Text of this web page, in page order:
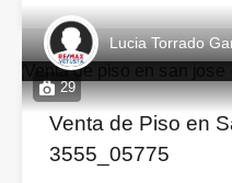
29
Lucia Torrado
Venta de Piso en
3555_05775